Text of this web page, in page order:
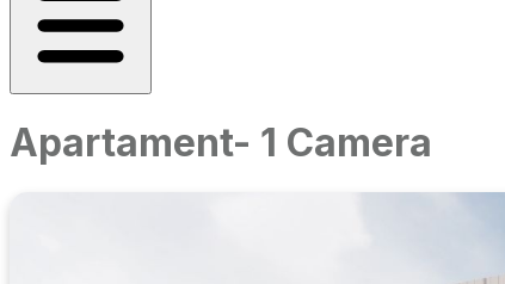
Apartament- 1 Camera